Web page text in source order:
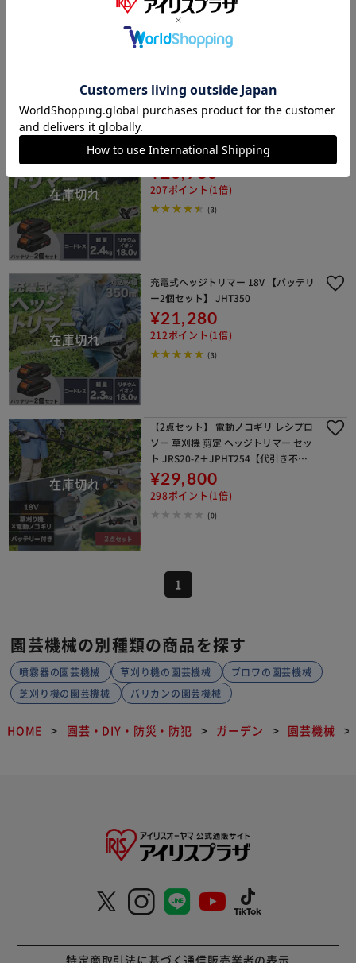
手入れ JHT350TC サンドベージュ 18
V 軽量 バッテリー共有可
¥14,100
【バッテリー2個セット】充電式ヘッ
ジトリマー18V JHT530
¥20,780
207ポイント(1倍)
(3)
充電式ヘッジトリマー 18V 【バッテリ
ー2個セット】 JHT350
¥21,280
212ポイント(1倍)
(3)
【2点セット】 電動ノコギリ レシプロ
ソー 草刈機 剪定 ヘッジトリマー セッ
ト JRS20-Z＋JPHT254【代引き不
可】
¥29,800
298ポイント(1倍)
(0)
1
園芸機械の別種類の商品を探す
噴霧器の園芸機械 草刈り機の園芸機械
ブロワの園芸機械
芝刈り機の園芸機械
バリカンの園芸機械
HOME 園芸・DIY・防災・防犯 ガーデン 園芸機械